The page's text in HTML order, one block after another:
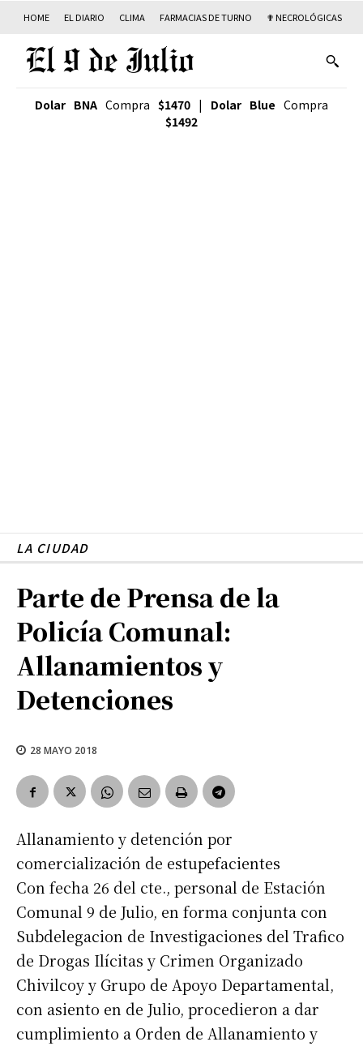
HOME EL DIARIO CLIMA FARMACIAS DE TURNO ✟ NECROLÓGICAS
Dolar BNA Compra $1470 | Dolar Blue Compra
$1492
LA CIUDAD
Parte de Prensa de la
Policía Comunal:
Allanamientos y
Detenciones
28 MAYO 2018
Allanamiento y detención por
comercialización de estupefacientes
Con fecha 26 del cte., personal de Estación
Comunal 9 de Julio, en forma conjunta con
Subdelegacion de Investigaciones del Trafico
de Drogas Ilícitas y Crimen Organizado
Chivilcoy y Grupo de Apoyo Departamental,
con asiento en de Julio, procedieron a dar
cumplimiento a Orden de Allanamiento y